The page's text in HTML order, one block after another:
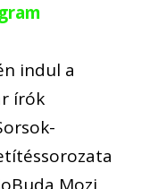
indul a
írók